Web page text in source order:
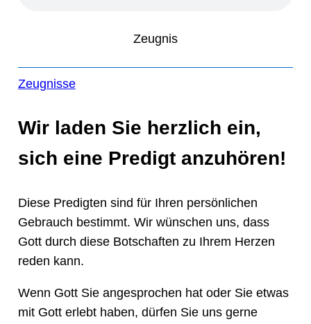
Zeugnis
Zeugnisse
Wir laden Sie herzlich ein,
sich eine Predigt anzuhören!
Diese Predigten sind für Ihren persönlichen
Gebrauch bestimmt. Wir wünschen uns, dass
Gott durch diese Botschaften zu Ihrem Herzen
reden kann.
Wenn Gott Sie angesprochen hat oder Sie etwas
mit Gott erlebt haben, dürfen Sie uns gerne